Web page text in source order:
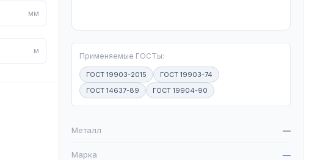
мм
м
Применяемые ГОСТы:
ГОСТ 19903-2015
ГОСТ 19903-74
ГОСТ 14637-89
ГОСТ 19904-90
Металл —
Марка —